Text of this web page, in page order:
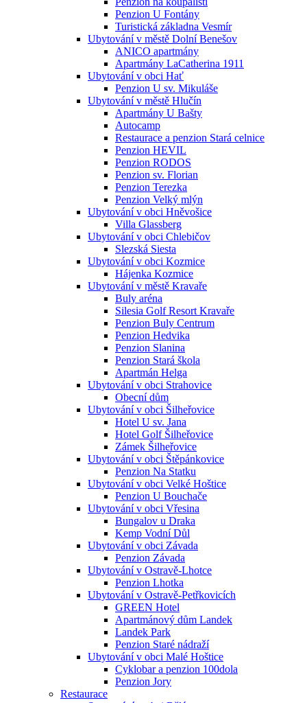
Penzion U Fontány
Turistická základna Vesmír
Ubytování v městě Dolní Benešov
ANICO apartmány
Apartmány LaCatherina 1911
Ubytování v obci Hať
Penzion U sv. Mikuláše
Ubytování v městě Hlučín
Apartmány U Bašty
Autocamp
Restaurace a penzion Stará celnice
Penzion HEVIL
Penzion RODOS
Penzion sv. Florian
Penzion Terezka
Penzion Velký mlýn
Ubytování v obci Hněvošice
Villa Glassberg
Ubytování v obci Chlebičov
Slezská Siesta
Ubytování v obci Kozmice
Hájenka Kozmice
Ubytování v městě Kravaře
Buly aréna
Silesia Golf Resort Kravaře
Penzion Buly Centrum
Penzion Hedvika
Penzion Slanina
Penzion Stará škola
Apartmán Helga
Ubytování v obci Strahovice
Obecní dům
Ubytování v obci Šilheřovice
Hotel U sv. Jana
Hotel Golf Šilheřovice
Zámek Šilheřovice
Ubytování v obci Štěpánkovice
Penzion Na Statku
Ubytování v obci Velké Hoštice
Penzion U Bouchače
Ubytování v obci Vřesina
Bungalov u Draka
Kemp Vodní Důl
Ubytování v obci Závada
Penzion Závada
Ubytování v Ostravě-Lhotce
Penzion Lhotka
Ubytování v Ostravě-Petřkovicích
GREEN Hotel
Apartmánový dům Landek
Landek Park
Penzion Staré nádraží
Ubytování v obci Malé Hoštice
Cyklobar a penzion 100dola
Penzion Jory
Restaurace